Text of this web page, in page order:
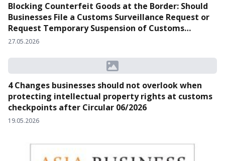
Blocking Counterfeit Goods at the Border: Should
Businesses File a Customs Surveillance Request or
Request Temporary Suspension of Customs
Clearance?
27.05.2026
4 Changes businesses should not overlook when
protecting intellectual property rights at customs
checkpoints after Circular 06/2026
19.05.2026